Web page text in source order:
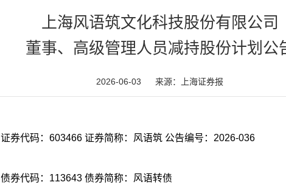
上海风语筑文化科技股份有限公司
董事、高级管理人员减持股份计划公
2026-06-03 来源：上海证券报
证券代码：603466 证券简称：风语筑 公告编号：2026-036
债券代码：113643 债券简称：风语转债